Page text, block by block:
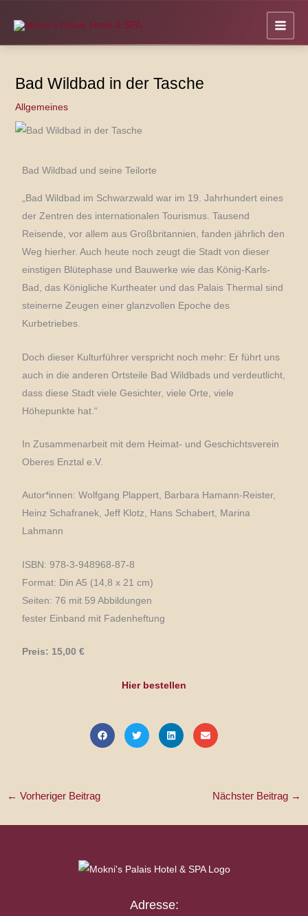
Inhalt
springen
Bad Wildbad in der Tasche
Allgemeines
Bad Wildbad und seine Teilorte
„Bad Wildbad im Schwarzwald war im 19. Jahrhundert eines
der Zentren des internationalen Tourismus. Tausend
Reisende, vor allem aus Großbritannien, fanden jährlich den
Weg hierher. Auch heute noch zeugt die Stadt von dieser
einstigen Blütephase und Bauwerke wie das König-Karls-
Bad, das Königliche Kurtheater und das Palais Thermal sind
steinerne Zeugen einer glanzvollen Epoche des
Kurbetriebes.
Doch dieser Kulturführer verspricht noch mehr: Er führt uns
auch in die anderen Ortsteile Bad Wildbads und verdeutlicht,
dass diese Stadt viele Gesichter, viele Orte, viele
Höhepunkte hat.“
In Zusammenarbeit mit dem Heimat- und Geschichtsverein
Oberes Enztal e.V.
Autor*innen: Wolfgang Plappert, Barbara Hamann-Reister,
Heinz Schafranek, Jeff Klotz, Hans Schabert, Marina
Lahmann
ISBN: 978-3-948968-87-8
Format: Din A5 (14,8 x 21 cm)
Seiten: 76 mit 59 Abbildungen
fester Einband mit Fadenheftung
Preis: 15,00 €
Hier bestellen
← Vorheriger Beitrag Nächster Beitrag →
Adresse: